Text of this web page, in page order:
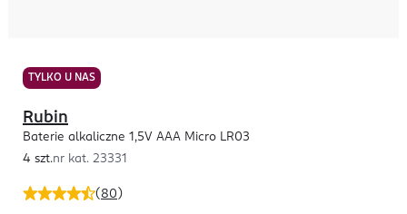
TYLKO U NAS
( 80 )
Rubin
Baterie alkaliczne 1,5V AAA Micro LR03
4 szt.nr kat. 23331